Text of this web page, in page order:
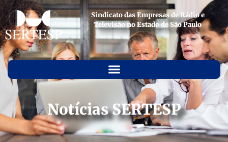
Sindicato das Empresas de Rádio e
Televisão no Estado de São Paulo
Notícias SERTESP